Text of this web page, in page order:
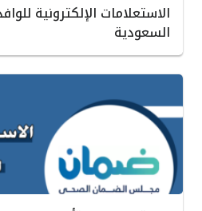
الاستعلامات الإلكترونية
السعودية